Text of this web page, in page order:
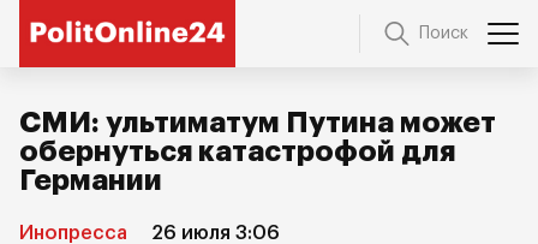
Поиск
СМИ: ультиматум Путина может
обернуться катастрофой для
Германии
Инопресса 26 июля 3:06